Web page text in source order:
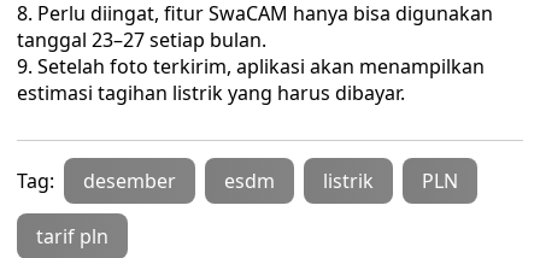
Perlu diingat, fitur SwaCAM hanya bisa digunakan
tanggal 23–27 setiap bulan.
Setelah foto terkirim, aplikasi akan menampilkan
estimasi tagihan listrik yang harus dibayar.
Tag: desember esdm listrik PLN
tarif pln